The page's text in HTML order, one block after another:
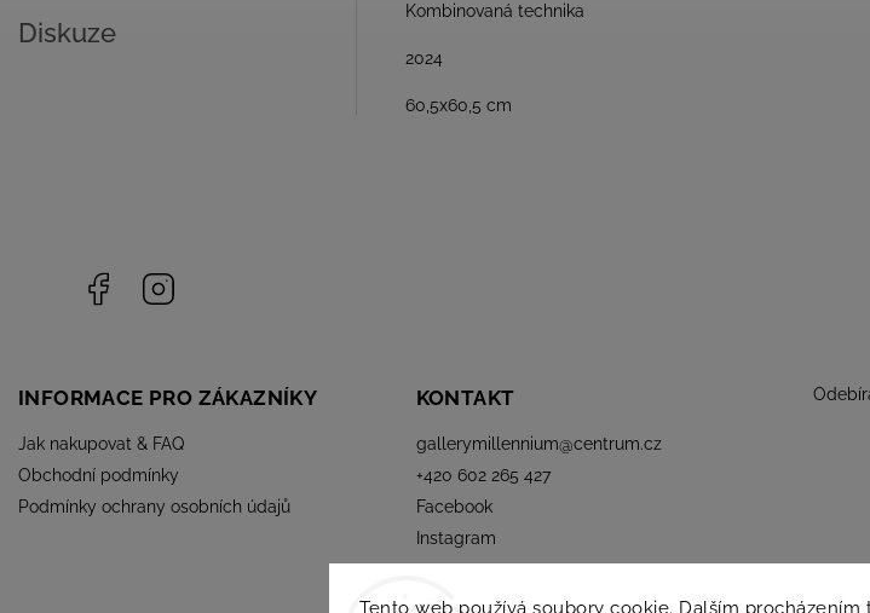
Tento web používá soubory cookie. Dalším procházením
Diskuze
Kombinovaná technika
2024
60,5x60,5 cm
Facebook
INFORMACE PRO ZÁKAZNÍKY
Jak nakupovat & FAQ
Obchodní podmínky
Podmínky ochrany osobních údajů
KONTAKT
gallerymillennium@centrum.cz
+420 602 265 427
Facebook
Instagram